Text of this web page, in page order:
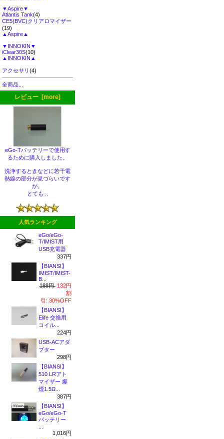
▼Aspire▼
Atlantis Tank(4)
CE5(BVC)クリアロマイザー
(19)
▲Aspire▲
▼INNOKIN▼
iClear30S(10)
▲INNOKIN▲
アクセサリ(4)
全商品...
レビュー [more]
eGo-Tバッテリーで使用す
るために購入しました。
洗浄するときなどに若干電
熱線の部分が見づらいです
が、
とても ..
人気ランキング
eGo/eGo-
T/IMIST用
USB充電器
337円
【BIANSI】
IMIST/IMIST-
B...
188円 132円
割
引: 30%OFF
【BIANSI】
Elife 交換用
コイル...
224円
USB-ACアダ
プター
298円
【BIANSI】
510 LRアト
マイザー 爆
煙1.5Ω...
387円
【BIANSI】
eGo/eGo-T
バッテリー
1,016円